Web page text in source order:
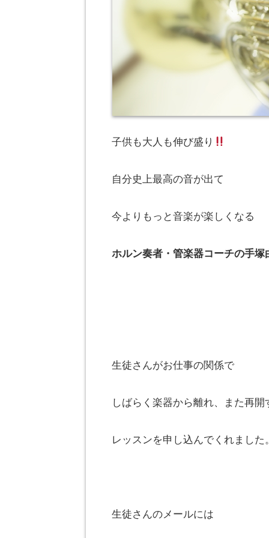
子供も大人も伸び盛り
自分史上最高の音が出て
今よりもっと音楽が楽しくなる
ホルン奏者・管楽器コーチの手塚
生徒さんがお仕事の関係で
しばらく楽器から離れ、また再開
レッスンを申し込んでくれました。
生徒さんのメールには